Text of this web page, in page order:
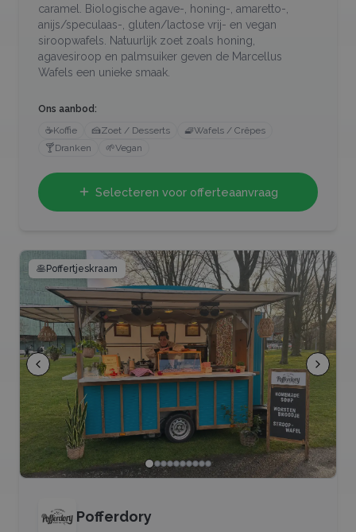
caramel. Biologische agave-, honing-, amaretto-,
anijs/speculaas-, gluten/lactose vrij- en vegan
siroopwafels. Natuurlijk zoet zoals honing,
agavesiroop en palmsuiker geven de Marcellus
Wafels een unieke smaak.
Ons aanbod:
☕Koffie 🍰Zoet / Desserts 🧇Wafels / Crêpes
🍸Dranken 🌱Vegan
Selecteren voor offerteaanvraag
🥞Poffertjeskraam
Pofferdory